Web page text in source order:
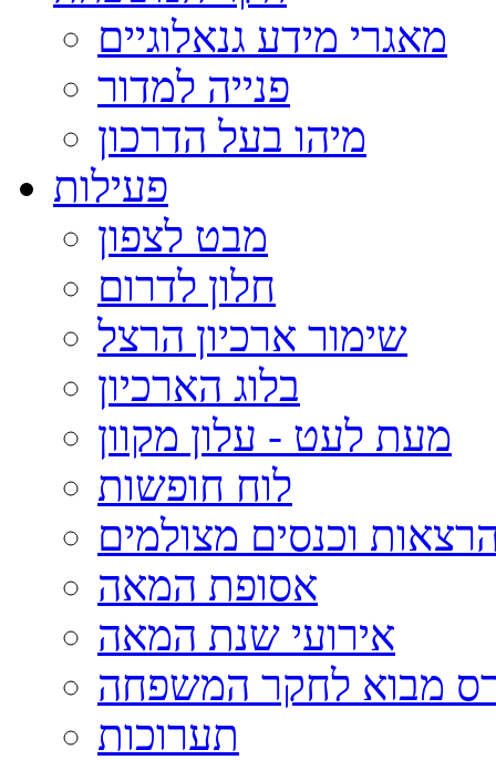
מאגרי מידע גנאלוגיים
פנייה למדור
מיהו בעל הדרכון
פעילות
מבט לצפון
חלון לדרום
שימור ארכיון הרצל
בלוג הארכיון
מעת לעט - עלון מקוון
לוח חופשות
וכנסים מצולמים
אסופת המאה
אירועי שנת המאה
מבוא לחקר המשפחה
תערוכות